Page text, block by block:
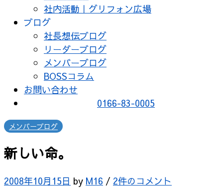
社内活動｜グリフォン広場
ブログ
社長想伝ブログ
リーダーブログ
メンバーブログ
BOSSコラム
お問い合わせ
0166-83-0005
メンバーブログ
新しい命。
2008年10月15日 by M16 / 2件のコメント